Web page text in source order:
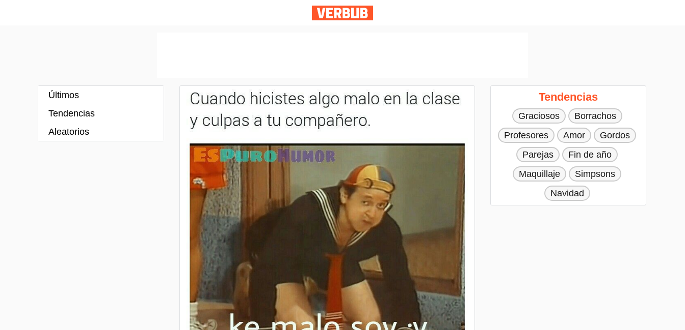
Últimos
Tendencias
Aleatorios
Tendencias
Graciosos
Borrachos
Profesores
Amor
Gordos
Parejas
Fin de año
Maquillaje
Simpsons
Navidad